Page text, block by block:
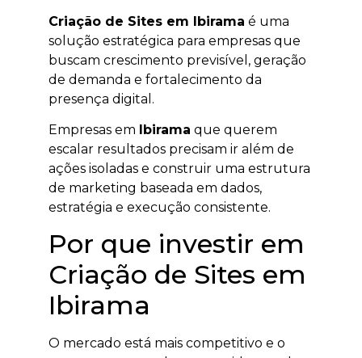
Criação de Sites em Ibirama é uma
solução estratégica para empresas que
buscam crescimento previsível, geração
de demanda e fortalecimento da
presença digital.
Empresas em Ibirama que querem
escalar resultados precisam ir além de
ações isoladas e construir uma estrutura
de marketing baseada em dados,
estratégia e execução consistente.
Por que investir em
Criação de Sites em
Ibirama
O mercado está mais competitivo e o